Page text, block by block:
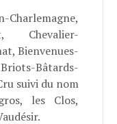
Chevalier-
Bienvenues-
Bâtards-
suivi du nom
les Clos,